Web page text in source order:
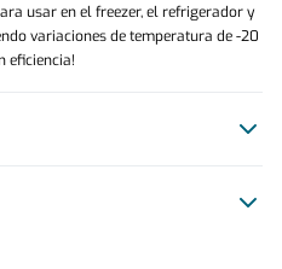
usar en el freezer, el refrigerador y
variaciones de temperatura de -20
eficiencia!